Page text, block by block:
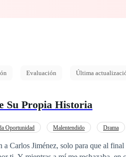
Evaluación Última
Su Propia Historia
Oportunidad Malentendido Drama
a Carlos Jiménez, solo para que al